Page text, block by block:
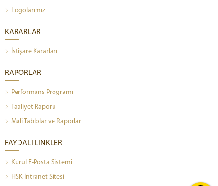
Logolarımız
KARARLAR
İstişare Kararları
RAPORLAR
Performans Programı
Faaliyet Raporu
Mali Tablolar ve Raporlar
FAYDALI LİNKLER
Kurul E-Posta Sistemi
HSK İntranet Sitesi